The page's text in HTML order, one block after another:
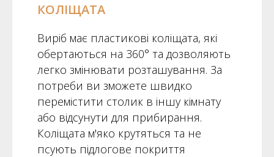
КОЛІЩАТА
Виріб має пластикові коліщата, які
обертаються на 360° та дозволяють
легко змінювати розташування. За
потреби ви зможете швидко
перемістити столик в іншу кімнату
або відсунути для прибирання.
Коліщата м'яко крутяться та не
псують підлогове покриття